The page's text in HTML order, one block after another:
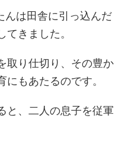
んは田舎に引っ込んだ
きました。
取り仕切り、その豊か
もあたるのです。
と、二人の息子を従軍